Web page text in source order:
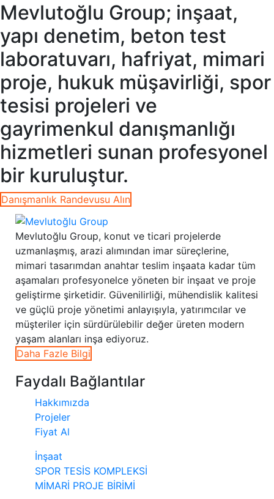
Mevlutoğlu Group; inşaat,
yapı denetim, beton test
laboratuvarı, hafriyat, mimari
proje, hukuk müşavirliği, spor
tesisi projeleri ve
gayrimenkul danışmanlığı
hizmetleri sunan profesyonel
bir kuruluştur.
Danışmanlık Randevusu Alın
Mevlutoğlu Group, konut ve ticari projelerde
uzmanlaşmış, arazi alımından imar süreçlerine,
mimari tasarımdan anahtar teslim inşaata kadar tüm
aşamaları profesyonelce yöneten bir inşaat ve proje
geliştirme şirketidir. Güvenilirliği, mühendislik kalitesi
ve güçlü proje yönetimi anlayışıyla, yatırımcılar ve
müşteriler için sürdürülebilir değer üreten modern
yaşam alanları inşa ediyoruz.
Daha Fazle Bilgi
Faydalı Bağlantılar
Hakkımızda
Projeler
Fiyat Al
İnşaat
SPOR TESİS KOMPLEKSİ
MİMARİ PROJE BİRİMİ